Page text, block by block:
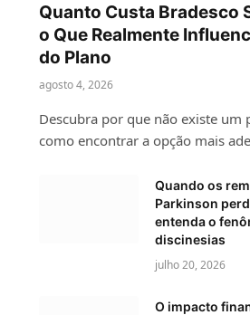
Quanto Custa Bradesco
o Que Realmente
do Plano
agosto 4, 2026
Descubra por que não existe um
como encontrar a opção mais
Quando os
Parkinson
entenda o
discinesias
julho 20, 2026
O impacto